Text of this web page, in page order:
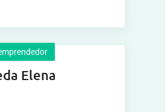
Elena